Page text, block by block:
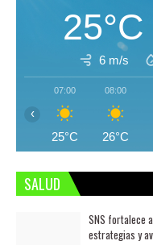
25°C
6 m/s
07:00
25°C
08:00
26°C
‹
SALUD
SNS fortalece
estrategias y